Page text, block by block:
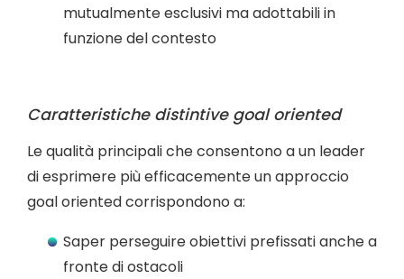
mutualmente esclusivi ma adottabili in
funzione del contesto
Caratteristiche distintive goal oriented
Le qualità principali che consentono a un leader
di esprimere più efficacemente un approccio
goal oriented corrispondono a:
Saper perseguire obiettivi prefissati anche a
fronte di ostacoli